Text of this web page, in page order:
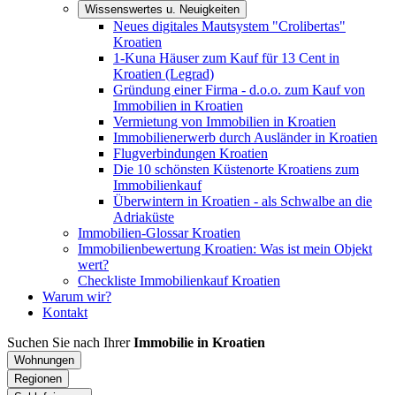
Wissenswertes u. Neuigkeiten
Neues digitales Mautsystem "Crolibertas"
Kroatien
1-Kuna Häuser zum Kauf für 13 Cent in
Kroatien (Legrad)
Gründung einer Firma - d.o.o. zum Kauf von
Immobilien in Kroatien
Vermietung von Immobilien in Kroatien
Immobilienerwerb durch Ausländer in Kroatien
Flugverbindungen Kroatien
Die 10 schönsten Küstenorte Kroatiens zum
Immobilienkauf
Überwintern in Kroatien - als Schwalbe an die
Adriaküste
Immobilien-Glossar Kroatien
Immobilienbewertung Kroatien: Was ist mein Objekt
wert?
Checkliste Immobilienkauf Kroatien
Warum wir?
Kontakt
Suchen Sie nach IhrerImmobilie in Kroatien
Wohnungen
Regionen